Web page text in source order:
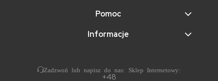
Pomoc
Informacje
Zadzwoń lub napisz do nas: Sklep Internetowy:
+48